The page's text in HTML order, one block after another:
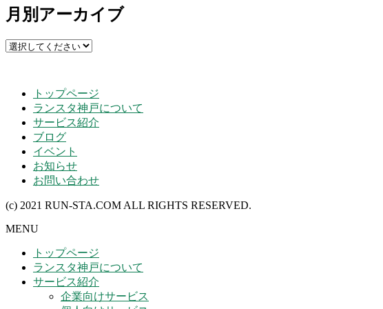
月別アーカイブ
トップページ
ランスタ神戸について
サービス紹介
ブログ
イベント
お知らせ
お問い合わせ
(c) 2021 RUN-STA.COM ALL RIGHTS RESERVED.
MENU
トップページ
ランスタ神戸について
サービス紹介
企業向けサービス